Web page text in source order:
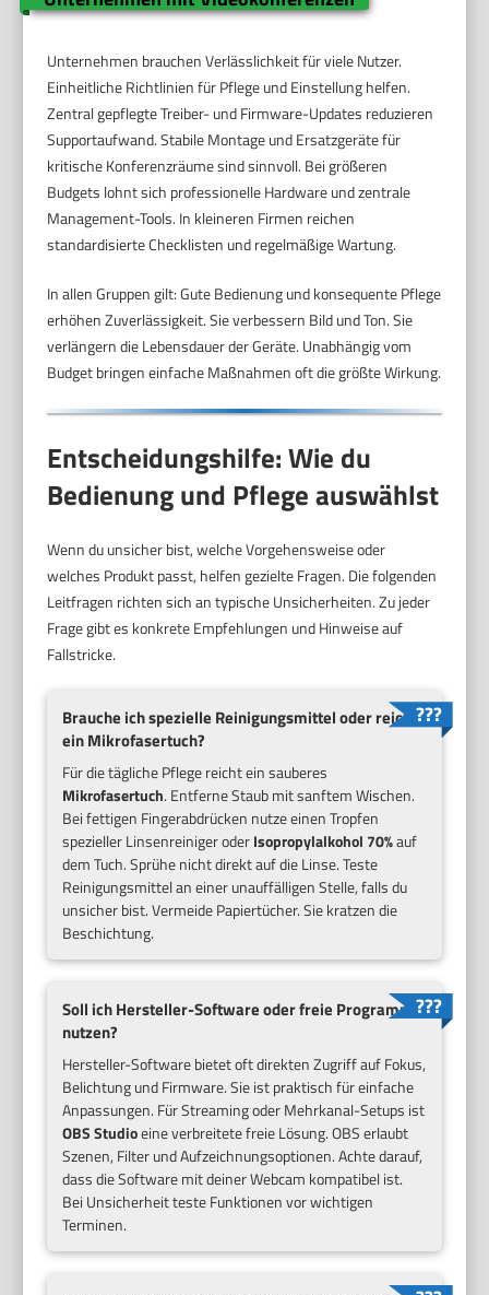
Unternehmen brauchen Verlässlichkeit für viele Nutzer.
Einheitliche Richtlinien für Pflege und Einstellung helfen.
Zentral gepflegte Treiber- und Firmware-Updates reduzieren
Supportaufwand. Stabile Montage und Ersatzgeräte für
kritische Konferenzräume sind sinnvoll. Bei größeren
Budgets lohnt sich professionelle Hardware und zentrale
Management-Tools. In kleineren Firmen reichen
standardisierte Checklisten und regelmäßige Wartung.
In allen Gruppen gilt: Gute Bedienung und konsequente Pflege
erhöhen Zuverlässigkeit. Sie verbessern Bild und Ton. Sie
verlängern die Lebensdauer der Geräte. Unabhängig vom
Budget bringen einfache Maßnahmen oft die größte Wirkung.
Entscheidungshilfe: Wie du
Bedienung und Pflege auswählst
Wenn du unsicher bist, welche Vorgehensweise oder
welches Produkt passt, helfen gezielte Fragen. Die folgenden
Leitfragen richten sich an typische Unsicherheiten. Zu jeder
Frage gibt es konkrete Empfehlungen und Hinweise auf
Fallstricke.
Brauche ich spezielle Reinigungsmittel oder reicht
ein Mikrofasertuch?
Für die tägliche Pflege reicht ein sauberes
Mikrofasertuch. Entferne Staub mit sanftem Wischen.
Bei fettigen Fingerabdrücken nutze einen Tropfen
spezieller Linsenreiniger oderIsopropylalkohol 70%auf
dem Tuch. Sprühe nicht direkt auf die Linse. Teste
Reinigungsmittel an einer unauffälligen Stelle, falls du
unsicher bist. Vermeide Papiertücher. Sie kratzen die
Beschichtung.
Soll ich Hersteller-Software oder freie Programme
nutzen?
Hersteller-Software bietet oft direkten Zugriff auf Fokus,
Belichtung und Firmware. Sie ist praktisch für einfache
Anpassungen. Für Streaming oder Mehrkanal-Setups ist
OBS Studioeine verbreitete freie Lösung. OBS erlaubt
Szenen, Filter und Aufzeichnungsoptionen. Achte darauf,
dass die Software mit deiner Webcam kompatibel ist.
Bei Unsicherheit teste Funktionen vor wichtigen
Terminen.